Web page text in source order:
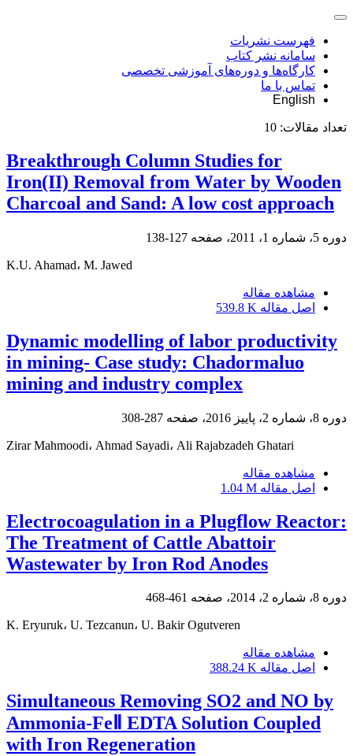
فهرست نشریات
سامانه نشر کتاب
کارگاه‌ها و دوره‌های آموزشی تخصصی
تماس با ما
English
تعداد مقالات: 10
Breakthrough Column Studies for
Iron(II) Removal from Water by Wooden
Charcoal and Sand: A low cost approach
دوره 5، شماره 1، 2011، صفحه 127-138
K.U. Ahamad، M. Jawed
مشاهده مقاله
اصل مقاله 539.8 K
Dynamic modelling of labor productivity
in mining- Case study: Chadormaluo
mining and industry complex
دوره 8، شماره 2، پاییز 2016، صفحه 287-308
Zirar Mahmoodi، Ahmad Sayadi، Ali Rajabzadeh Ghatari
مشاهده مقاله
اصل مقاله 1.04 M
Electrocoagulation in a Plugflow Reactor:
The Treatment of Cattle Abattoir
Wastewater by Iron Rod Anodes
دوره 8، شماره 2، 2014، صفحه 461-468
K. Eryuruk، U. Tezcanun، U. Bakir Ogutveren
مشاهده مقاله
اصل مقاله 388.24 K
Simultaneous Removing SO2 and NO by
Ammonia-FeⅡ EDTA Solution Coupled
with Iron Regeneration